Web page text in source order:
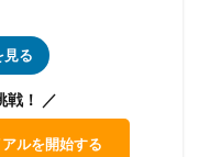
見る
戦！ ／
ルを開始する